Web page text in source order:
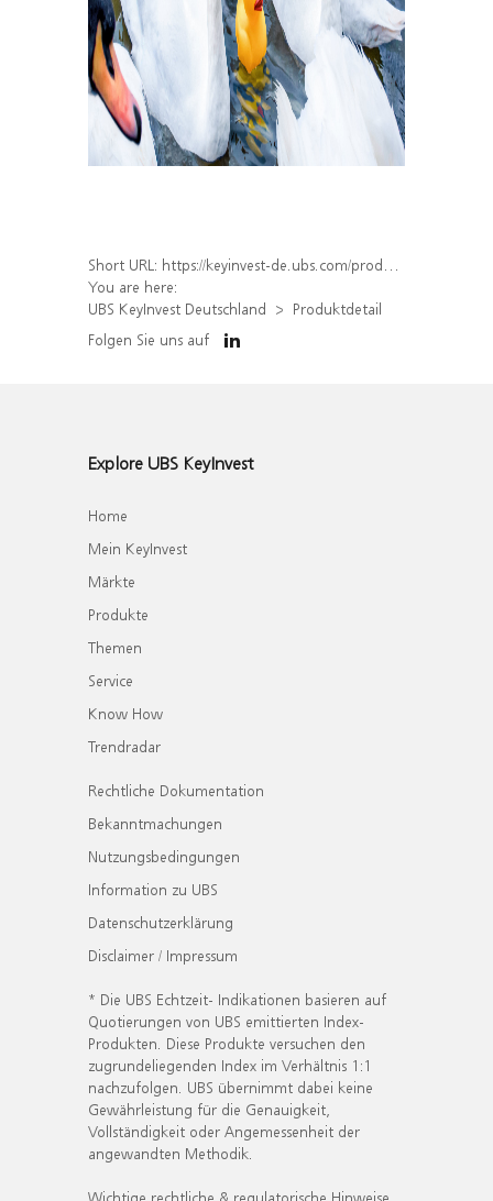
Short URL: https://keyinvest-de.ubs.com/produkt/detail/index/isin/DE000WA4HTQ4
You are here:
UBS KeyInvest Deutschland
Produktdetail
Folgen Sie uns auf
Explore UBS KeyInvest
Home
Mein KeyInvest
Märkte
Produkte
Themen
Service
Know How
Trendradar
Rechtliche Dokumentation
Bekanntmachungen
Nutzungsbedingungen
Information zu UBS
Datenschutzerklärung
Disclaimer / Impressum
* Die UBS Echtzeit- Indikationen basieren auf
Quotierungen von UBS emittierten Index-
Produkten. Diese Produkte versuchen den
zugrundeliegenden Index im Verhältnis 1:1
nachzufolgen. UBS übernimmt dabei keine
Gewährleistung für die Genauigkeit,
Vollständigkeit oder Angemessenheit der
angewandten Methodik.